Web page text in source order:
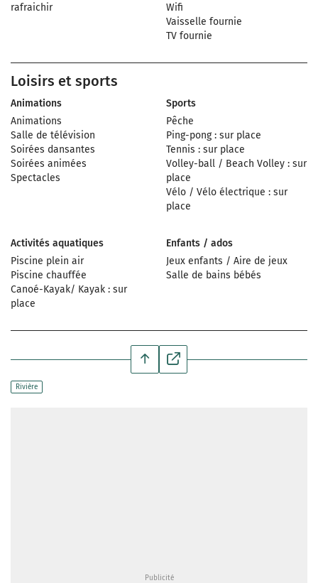
rafraichir
Wifi
Vaisselle fournie
TV fournie
Loisirs et sports
Animations
Animations
Salle de télévision
Soirées dansantes
Soirées animées
Spectacles
Sports
Pêche
Ping-pong : sur place
Tennis : sur place
Volley-ball / Beach Volley : sur
place
Vélo / Vélo électrique : sur
place
Activités aquatiques
Piscine plein air
Piscine chauffée
Canoé-Kayak/ Kayak : sur
place
Enfants / ados
Jeux enfants / Aire de jeux
Salle de bains bébés
Rivière